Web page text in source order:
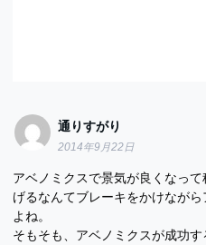
通りすがり
2014年9月22日
アベノミクスで景気が良くなっ
げるなんてブレーキをかけなが
よね。
そもそも、アベノミクスが成功